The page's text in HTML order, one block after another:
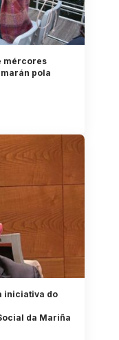
mércores
pola
iniciativa do
da Mariña